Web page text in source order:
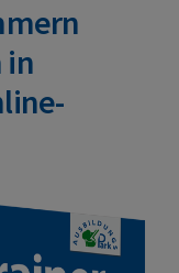
in